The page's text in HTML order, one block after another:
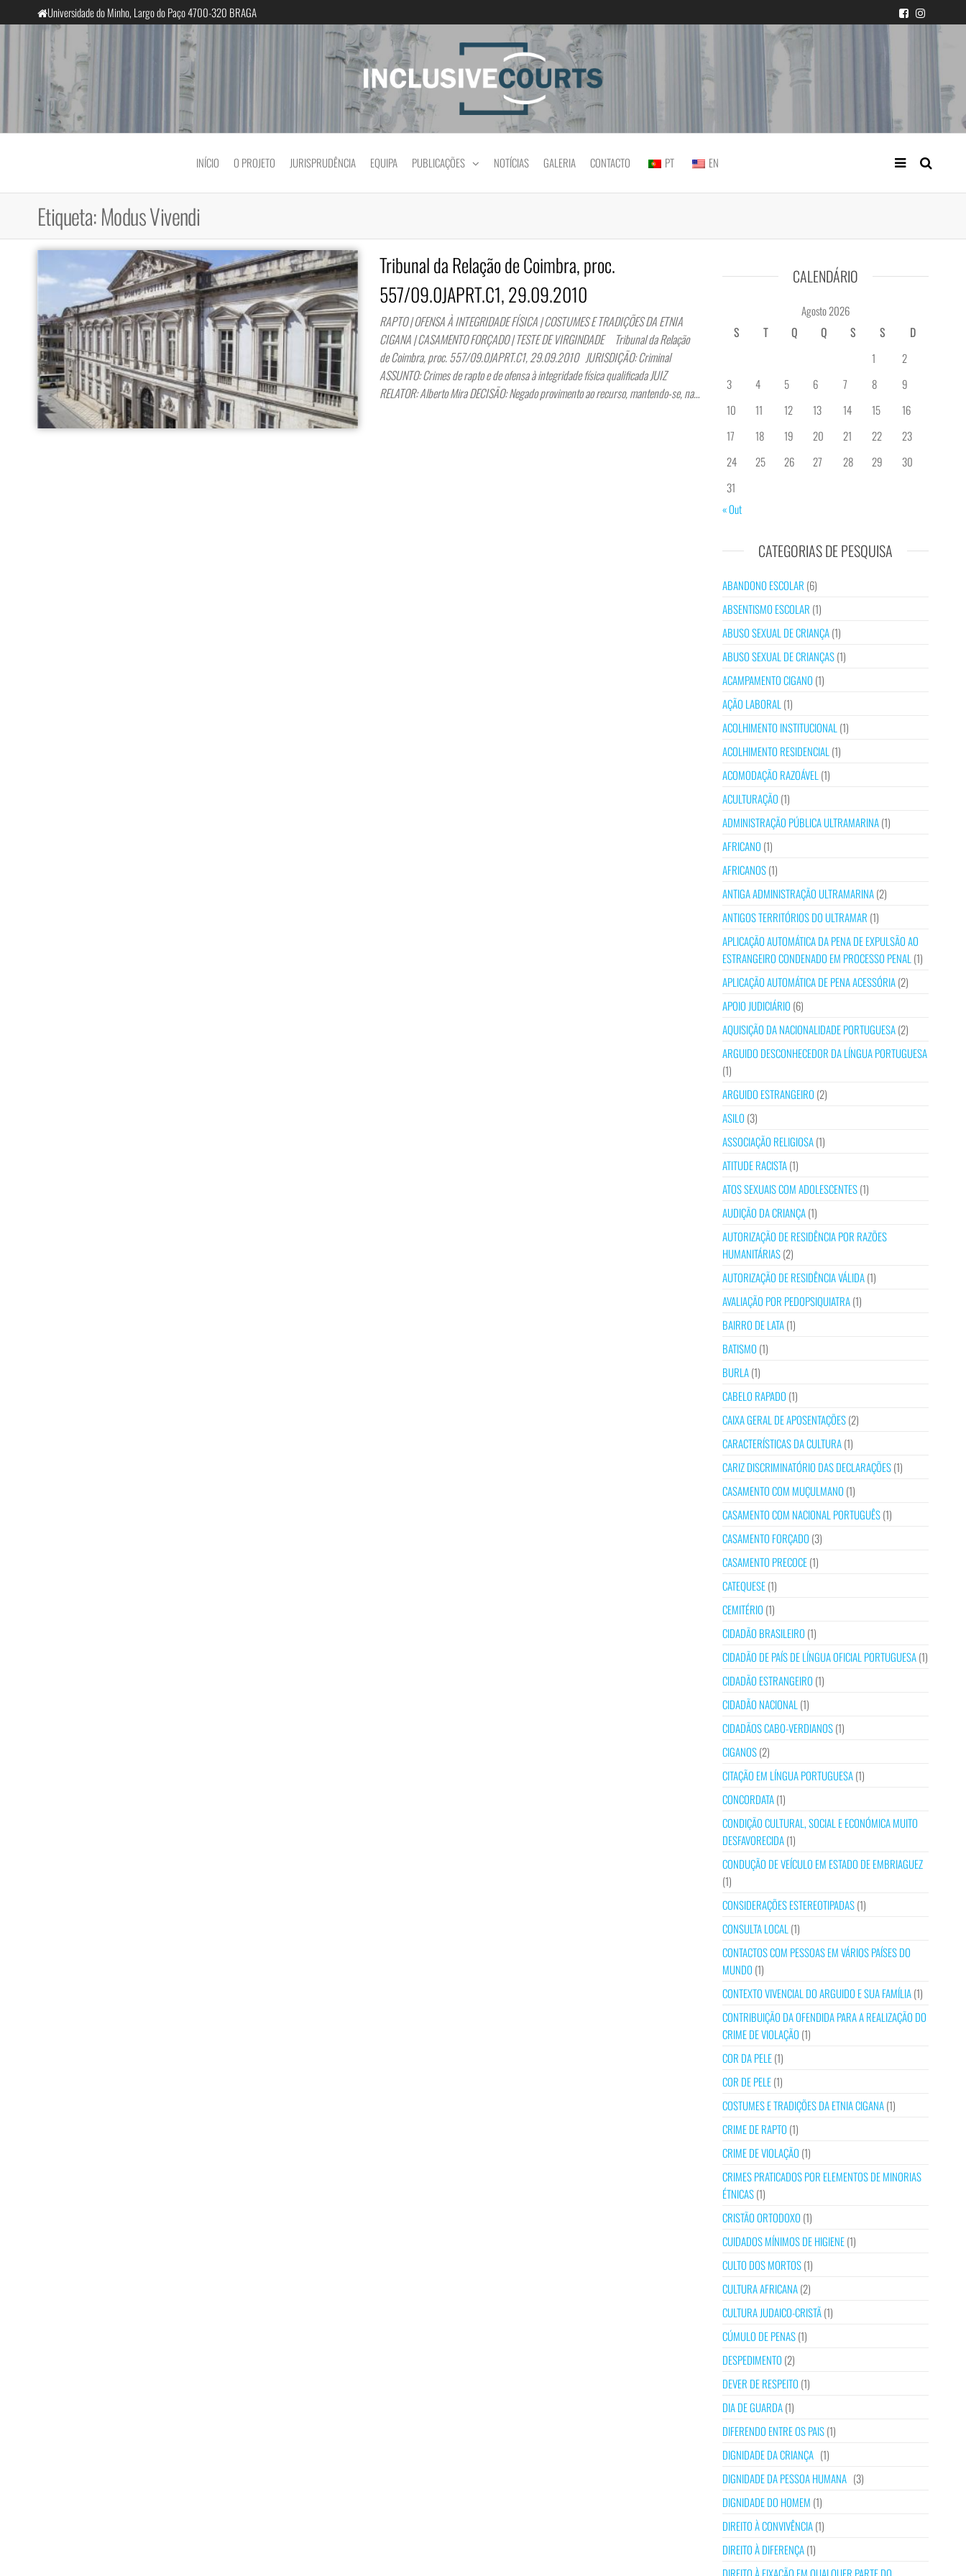
para
Universidade do Minho, Largo do Paço 4700-320 BRAGA
InclusiveCourts Igualdade e diferença cultural na prática judicial portuguesa
INÍCIO O PROJETO JURISPRUDÊNCIA EQUIPA PUBLICAÇÕES NOTÍCIAS GALERIA CONTACTO PT EN
Etiqueta:Modus Vivendi
Tribunal da Relação de Coimbra, proc.
557/09.0JAPRT.C1, 29.09.2010
RAPTO | OFENSA À INTEGRIDADE FÍSICA | COSTUMES E TRADIÇÕES DA ETNIA
CIGANA | CASAMENTO FORÇADO | TESTE DE VIRGINDADE Tribunal da Relação
de Coimbra, proc. 557/09.0JAPRT.C1, 29.09.2010 JURISDIÇÃO: Criminal
ASSUNTO: Crimes de rapto e de ofensa à integridade física qualificada JUIZ
RELATOR: Alberto Mira DECISÃO: Negado provimento ao recurso, mantendo-se, na…
CALENDÁRIO
Agosto 2026
S
T Q Q S S
D
1
2
3
4 5 6 7 8
9
10
11 12 13 14 15
16
17
18 19 20 21 22
23
24
25 26 27 28 29
30
31
« Out
CATEGORIAS DE PESQUISA
ABANDONO ESCOLAR (6)
ABSENTISMO ESCOLAR (1)
ABUSO SEXUAL DE CRIANÇA(1)
ABUSO SEXUAL DE CRIANÇAS(1)
ACAMPAMENTO CIGANO (1)
AÇÃO LABORAL (1)
ACOLHIMENTO INSTITUCIONAL (1)
ACOLHIMENTO RESIDENCIAL (1)
ACOMODAÇÃO RAZOÁVEL (1)
ACULTURAÇÃO (1)
ADMINISTRAÇÃO PÚBLICA ULTRAMARINA(1)
AFRICANO (1)
AFRICANOS(1)
ANTIGA ADMINISTRAÇÃO ULTRAMARINA(2)
ANTIGOS TERRITÓRIOS DO ULTRAMAR (1)
APLICAÇÃO AUTOMÁTICA DA PENA DE EXPULSÃO AO
ESTRANGEIRO CONDENADO EM PROCESSO PENAL (1)
APLICAÇÃO AUTOMÁTICA DE PENA ACESSÓRIA(2)
APOIO JUDICIÁRIO (6)
AQUISIÇÃO DA NACIONALIDADE PORTUGUESA(2)
ARGUIDO DESCONHECEDOR DA LÍNGUA PORTUGUESA
(1)
ARGUIDO ESTRANGEIRO (2)
ASILO (3)
ASSOCIAÇÃO RELIGIOSA(1)
ATITUDE RACISTA(1)
ATOS SEXUAIS COM ADOLESCENTES(1)
AUDIÇÃO DA CRIANÇA(1)
AUTORIZAÇÃO DE RESIDÊNCIA POR RAZÕES
HUMANITÁRIAS(2)
AUTORIZAÇÃO DE RESIDÊNCIA VÁLIDA(1)
AVALIAÇÃO POR PEDOPSIQUIATRA(1)
BAIRRO DE LATA(1)
BATISMO (1)
BURLA(1)
CABELO RAPADO (1)
CAIXA GERAL DE APOSENTAÇÕES(2)
CARACTERÍSTICAS DA CULTURA(1)
CARIZ DISCRIMINATÓRIO DAS DECLARAÇÕES(1)
CASAMENTO COM MUÇULMANO (1)
CASAMENTO COM NACIONAL PORTUGUÊS(1)
CASAMENTO FORÇADO (3)
CASAMENTO PRECOCE(1)
CATEQUESE(1)
CEMITÉRIO (1)
CIDADÃO BRASILEIRO (1)
CIDADÃO DE PAÍS DE LÍNGUA OFICIAL PORTUGUESA(1)
CIDADÃO ESTRANGEIRO (1)
CIDADÃO NACIONAL (1)
CIDADÃOS CABO-VERDIANOS(1)
CIGANOS(2)
CITAÇÃO EM LÍNGUA PORTUGUESA(1)
CONCORDATA(1)
CONDIÇÃO CULTURAL, SOCIAL E ECONÓMICA MUITO
DESFAVORECIDA(1)
CONDUÇÃO DE VEÍCULO EM ESTADO DE EMBRIAGUEZ
(1)
CONSIDERAÇÕES ESTEREOTIPADAS(1)
CONSULTA LOCAL (1)
CONTACTOS COM PESSOAS EM VÁRIOS PAÍSES DO
MUNDO (1)
CONTEXTO VIVENCIAL DO ARGUIDO E SUA FAMÍLIA(1)
CONTRIBUIÇÃO DA OFENDIDA PARA A REALIZAÇÃO DO
CRIME DE VIOLAÇÃO (1)
COR DA PELE(1)
COR DE PELE(1)
COSTUMES E TRADIÇÕES DA ETNIA CIGANA(1)
CRIME DE RAPTO (1)
CRIME DE VIOLAÇÃO (1)
CRIMES PRATICADOS POR ELEMENTOS DE MINORIAS
ÉTNICAS(1)
CRISTÃO ORTODOXO (1)
CUIDADOS MÍNIMOS DE HIGIENE(1)
CULTO DOS MORTOS(1)
CULTURA AFRICANA(2)
CULTURA JUDAICO-CRISTÃ(1)
CÚMULO DE PENAS(1)
DESPEDIMENTO (2)
DEVER DE RESPEITO (1)
DIA DE GUARDA(1)
DIFERENDO ENTRE OS PAIS(1)
DIGNIDADE DA CRIANÇA (1)
DIGNIDADE DA PESSOA HUMANA (3)
DIGNIDADE DO HOMEM (1)
DIREITO À CONVIVÊNCIA(1)
DIREITO À DIFERENÇA(1)